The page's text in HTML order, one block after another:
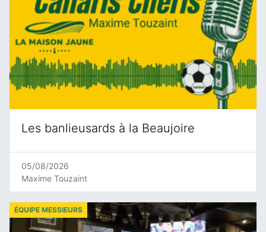
Les banlieusards à la Beaujoire
05/08/2026
Maxime Touzaint
ÉQUIPE MESSIEURS